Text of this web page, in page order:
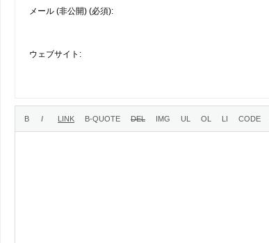
メール (非公開) (必須):
ウェブサイト: